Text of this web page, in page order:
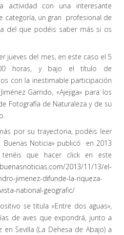
actividad con una interesante
categoría, un gran profesional de
del que podéis saber más si os
jueves del mes, en este caso el 5
horas, y bajo el título de
con la inestimable participación
Garrido, «Ajejiga» para los
Fotografía de Naturaleza y de su
por su trayectoria, podéis leer
Noticia» publicó en 2013
que hacer click en este
2013/11/13/el-
jimenez-difunde-la-riqueza-
national-geografic/
se titula «Entre dos aguas»,
de aves que expondrá, junto a
en Sevilla (La Dehesa de Abajo) a